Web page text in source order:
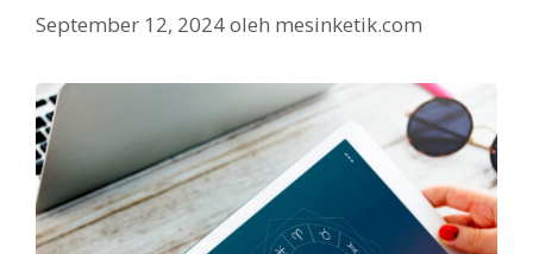
September 12, 2024oleh mesinketik.com